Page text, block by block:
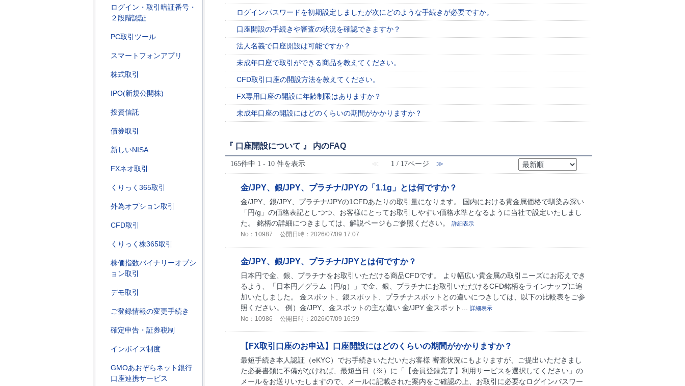
ログイン・取引暗証番号・
２段階認証
PC取引ツール
スマートフォンアプリ
株式取引
IPO(新規公開株)
投資信託
債券取引
新しいNISA
FXネオ取引
くりっく365取引
外為オプション取引
CFD取引
くりっく株365取引
株価指数バイナリーオプシ
ョン取引
デモ取引
ご登録情報の変更手続き
確定申告・証券税制
インボイス制度
GMOあおぞらネット銀行
口座連携サービス
ログインパスワードを初期設定しましたが次にどのような手続きが必要ですか。
口座開設の手続きや審査の状況を確認できますか？
法人名義で口座開設は可能ですか？
未成年口座で取引ができる商品を教えてください。
CFD取引口座の開設方法を教えてください。
FX専用口座の開設に年齢制限はありますか？
未成年口座の開設にはどのくらいの期間がかかりますか？
『 口座開設について 』 内のFAQ
165件中 1 - 10 件を表示 ≪ 1 / 17ページ ≫
金/JPY、銀/JPY、プラチナ/JPYの「1.1g」とは何ですか？
金/JPY、銀/JPY、プラチナ/JPYの1CFDあたりの取引量になります。 国内における貴金属価格で馴染み深い
「円/g」の価格表記としつつ、お客様にとってお取引しやすい価格水準となるように当社で設定いたしまし
た。 銘柄の詳細につきましては、解説ページもご参照ください。
詳細表示
No：10987 公開日時：2026/07/09 17:07
金/JPY、銀/JPY、プラチナ/JPYとは何ですか？
日本円で金、銀、プラチナをお取引いただける商品CFDです。 より幅広い貴金属の取引ニーズにお応えでき
るよう、「日本円／グラム（円/g）」で金、銀、プラチナにお取引いただけるCFD銘柄をラインナップに追
加いたしました。 金スポット、銀スポット、プラチナスポットとの違いにつきしては、以下の比較表をご参
照ください。 例）金/JPY、金スポットの主な違い 金/JPY 金スポット...
詳細表示
No：10986 公開日時：2026/07/09 16:59
【FX取引口座のお申込】口座開設にはどのくらいの期間がかかりますか？
最短手続き本人認証（eKYC）でお手続きいただいたお客様 審査状況にもよりますが、ご提出いただきまし
た必要書類に不備がなければ、最短当日（※）に「【会員登録完了】利用サービスを選択してください」の
メールをお送りいたしますので、メールに記載された案内をご確認の上、お取引に必要なログインパスワー